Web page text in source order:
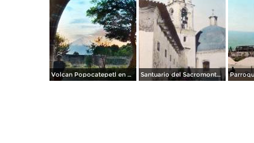
Volcan Popocatepetl en Amecameca, por el fotógrafo T. Enami, de Yokohama, Japón (1934) Santuario del Sacromonte en Amecameca, por el fotógrafo T. Enami, de Yokohama, Japón (1934)